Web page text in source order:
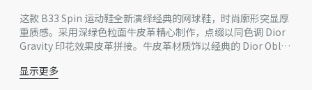
这款 B33 Spin 运动鞋全新演绎经典的网球鞋，时尚廓形突显厚
重质感。采用深绿色粒面牛皮革精心制作，点缀以同色调 Dior
Gravity 印花效果皮革拼接。牛皮革材质饰以经典的 Dior Obliq
ique 图案橡胶鞋底，后侧饰以对比鲜明的 Dior 30 Avenue Mon
主体：牛皮革
显示更多